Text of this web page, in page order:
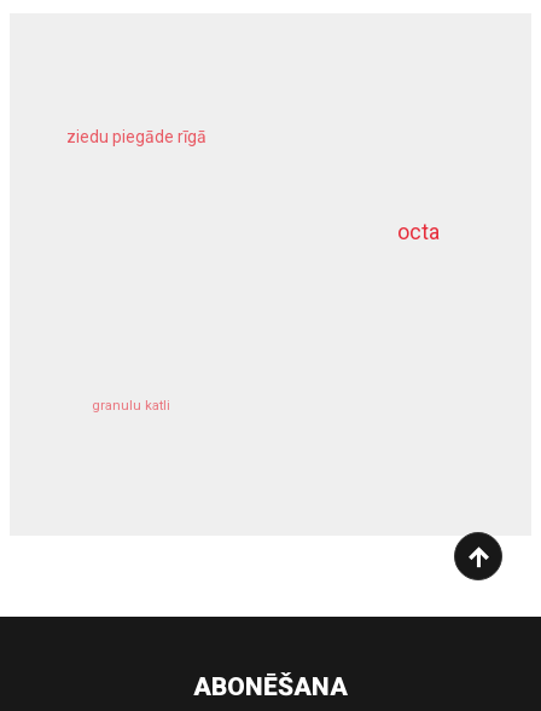
octa
ziedu piegāde rīgā
granulu katli
dziļurbums
ABONĒŠANA